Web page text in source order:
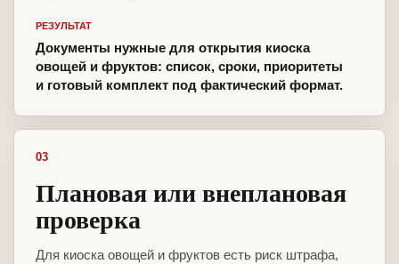
РЕЗУЛЬТАТ
Документы нужные для открытия киоска
овощей и фруктов: список, сроки, приоритеты
и готовый комплект под фактический формат.
03
Плановая или внеплановая
проверка
Для киоска овощей и фруктов есть риск штрафа,